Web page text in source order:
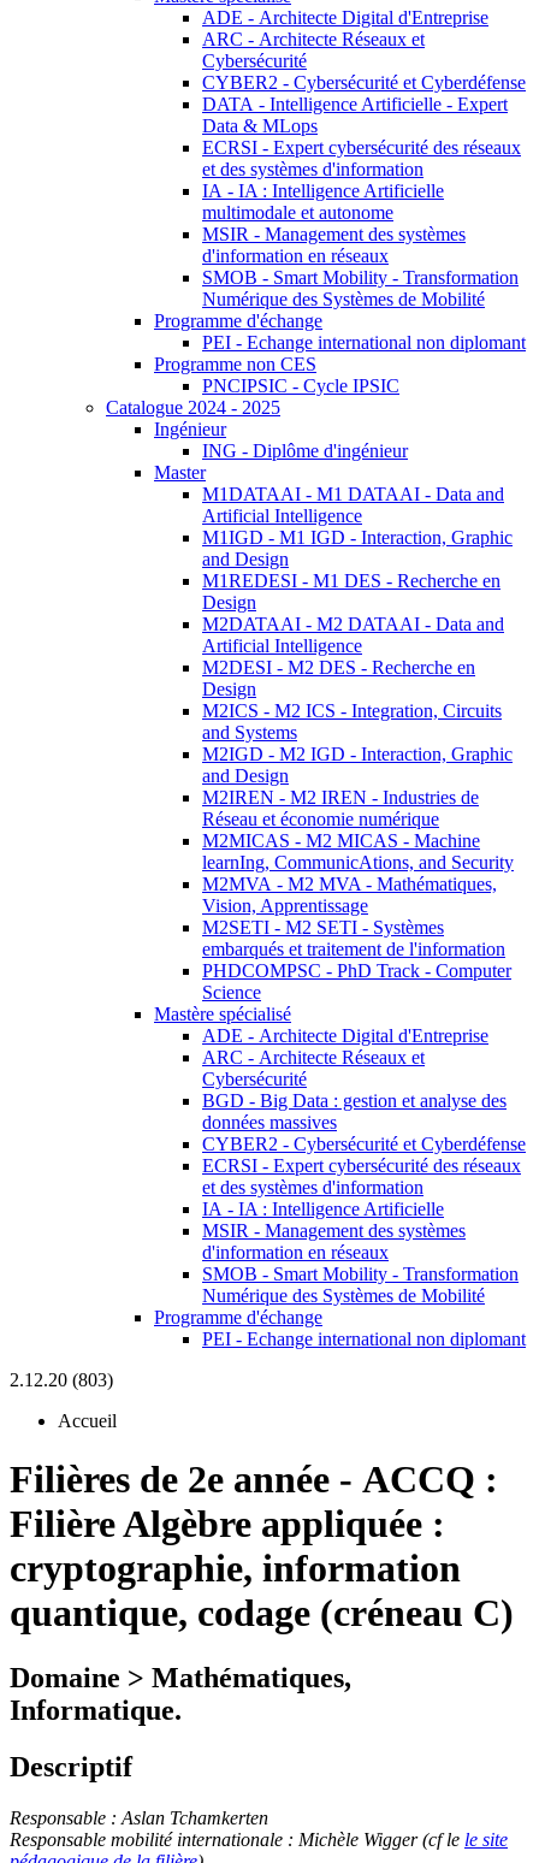
ADE - Architecte Digital d'Entreprise
ARC - Architecte Réseaux et
Cybersécurité
CYBER2 - Cybersécurité et Cyberdéfense
DATA - Intelligence Artificielle - Expert
Data & MLops
ECRSI - Expert cybersécurité des réseaux
et des systèmes d'information
IA - IA : Intelligence Artificielle
multimodale et autonome
MSIR - Management des systèmes
d'information en réseaux
SMOB - Smart Mobility - Transformation
Numérique des Systèmes de Mobilité
Programme d'échange
PEI - Echange international non diplomant
Programme non CES
PNCIPSIC - Cycle IPSIC
Catalogue 2024 - 2025
Ingénieur
ING - Diplôme d'ingénieur
Master
M1DATAAI - M1 DATAAI - Data and
Artificial Intelligence
M1IGD - M1 IGD - Interaction, Graphic
and Design
M1REDESI - M1 DES - Recherche en
Design
M2DATAAI - M2 DATAAI - Data and
Artificial Intelligence
M2DESI - M2 DES - Recherche en
Design
M2ICS - M2 ICS - Integration, Circuits
and Systems
M2IGD - M2 IGD - Interaction, Graphic
and Design
M2IREN - M2 IREN - Industries de
Réseau et économie numérique
M2MICAS - M2 MICAS - Machine
learnIng, CommunicAtions, and Security
M2MVA - M2 MVA - Mathématiques,
Vision, Apprentissage
M2SETI - M2 SETI - Systèmes
embarqués et traitement de l'information
PHDCOMPSC - PhD Track - Computer
Science
Mastère spécialisé
ADE - Architecte Digital d'Entreprise
ARC - Architecte Réseaux et
Cybersécurité
BGD - Big Data : gestion et analyse des
données massives
CYBER2 - Cybersécurité et Cyberdéfense
ECRSI - Expert cybersécurité des réseaux
et des systèmes d'information
IA - IA : Intelligence Artificielle
MSIR - Management des systèmes
d'information en réseaux
SMOB - Smart Mobility - Transformation
Numérique des Systèmes de Mobilité
Programme d'échange
PEI - Echange international non diplomant
2.12.20 (803)
Accueil
Filières de 2e année - ACCQ :
Filière Algèbre appliquée :
cryptographie, information
quantique, codage (créneau C)
Domaine > Mathématiques,
Informatique.
Descriptif
Responsable : Aslan Tchamkerten
Responsable mobilité internationale : Michèle Wigger (cf le le site